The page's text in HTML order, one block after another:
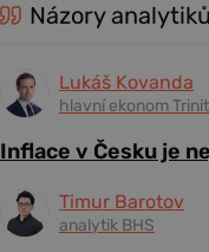
Názory analytiků
Lukáš Kovanda
hlavní ekonom
Inflace v Česku je
Timur Barotov
analytik BHS